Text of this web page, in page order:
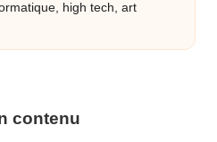
high tech, art
contenu